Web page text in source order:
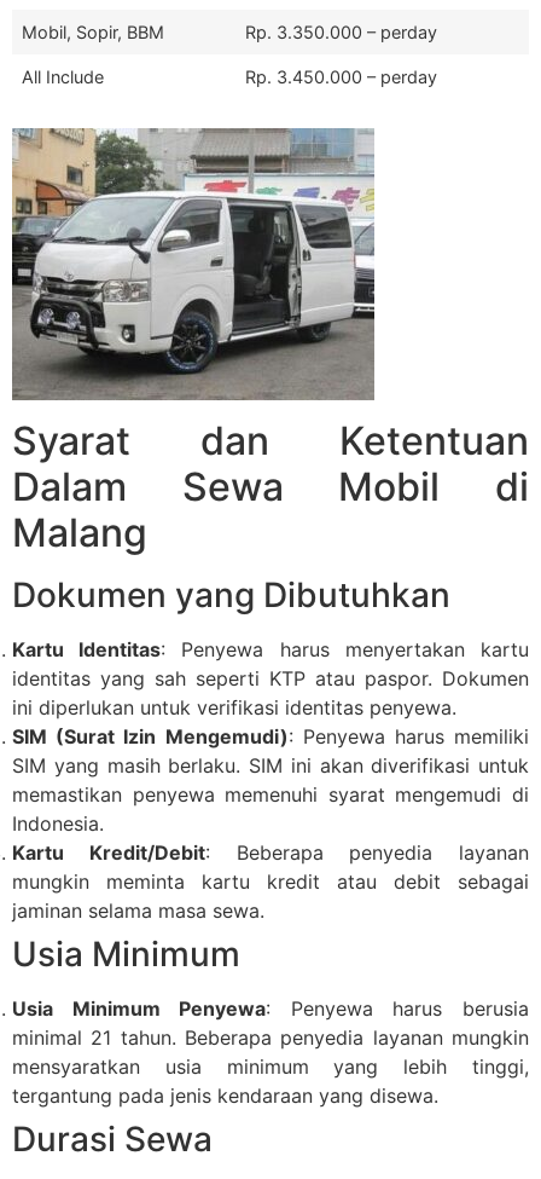
Mobil, Sopir, BBM Rp. 3.350.000 – perday
All Include Rp. 3.450.000 – perday
Syarat dan Ketentuan
Dalam Sewa Mobil di
Malang
Dokumen yang Dibutuhkan
Kartu Identitas: Penyewa harus menyertakan kartu
identitas yang sah seperti KTP atau paspor. Dokumen
ini diperlukan untuk verifikasi identitas penyewa.
SIM (Surat Izin Mengemudi): Penyewa harus memiliki
SIM yang masih berlaku. SIM ini akan diverifikasi untuk
memastikan penyewa memenuhi syarat mengemudi di
Indonesia.
Kartu Kredit/Debit: Beberapa penyedia layanan
mungkin meminta kartu kredit atau debit sebagai
jaminan selama masa sewa.
Usia Minimum
Usia Minimum Penyewa: Penyewa harus berusia
minimal 21 tahun. Beberapa penyedia layanan mungkin
mensyaratkan usia minimum yang lebih tinggi,
tergantung pada jenis kendaraan yang disewa.
Durasi Sewa